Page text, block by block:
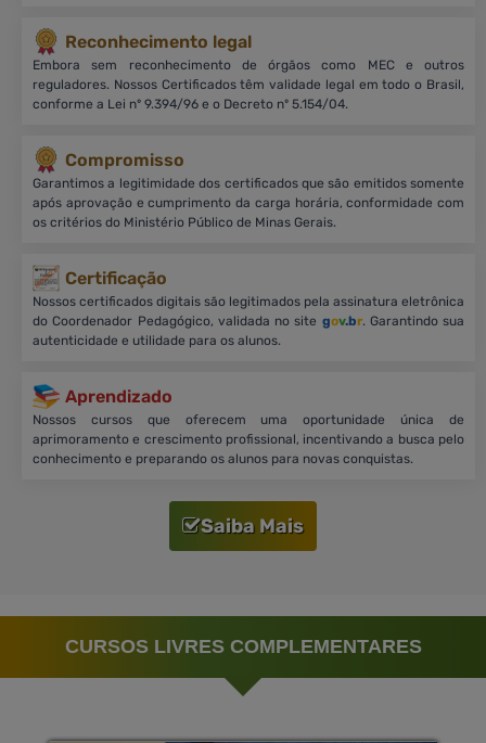
Reconhecimento legal
Embora sem reconhecimento de órgãos como MEC e outros
reguladores. Nossos Certificados têm validade legal em todo o Brasil,
conforme a Lei nº 9.394/96 e o Decreto nº 5.154/04.
Compromisso
Garantimos a legitimidade dos certificados que são emitidos somente
após aprovação e cumprimento da carga horária, conformidade com
os critérios do Ministério Público de Minas Gerais.
Certificação
Nossos certificados digitais são legitimados pela assinatura eletrônica
do Coordenador Pedagógico, validada no site gov.br. Garantindo sua
autenticidade e utilidade para os alunos.
Aprendizado
Nossos cursos que oferecem uma oportunidade única de
aprimoramento e crescimento profissional, incentivando a busca pelo
conhecimento e preparando os alunos para novas conquistas.
Saiba Mais
CURSOS LIVRES COMPLEMENTARES